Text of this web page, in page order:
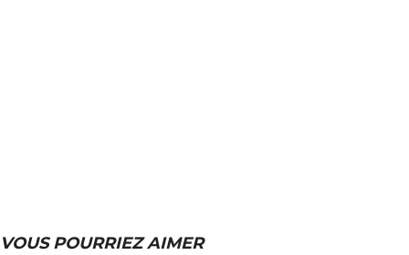
VOUS POURRIEZ AIMER